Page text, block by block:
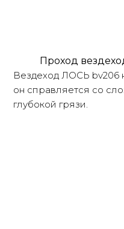
Проход
Вездеход ЛОСЬ bv206
он справляется со
глубокой грязи.